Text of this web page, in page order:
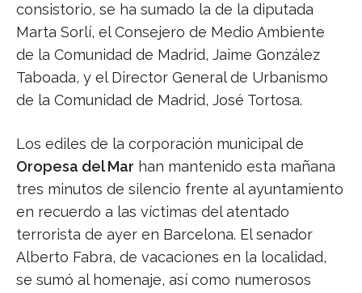
consistorio, se ha sumado la de la diputada
Marta Sorlí, el Consejero de Medio Ambiente
de la Comunidad de Madrid, Jaime González
Taboada, y el Director General de Urbanismo
de la Comunidad de Madrid, José Tortosa.
Los ediles de la corporación municipal de
Oropesa del Mar han mantenido esta mañana
tres minutos de silencio frente al ayuntamiento
en recuerdo a las víctimas del atentado
terrorista de ayer en Barcelona. El senador
Alberto Fabra, de vacaciones en la localidad,
se sumó al homenaje, así como numerosos